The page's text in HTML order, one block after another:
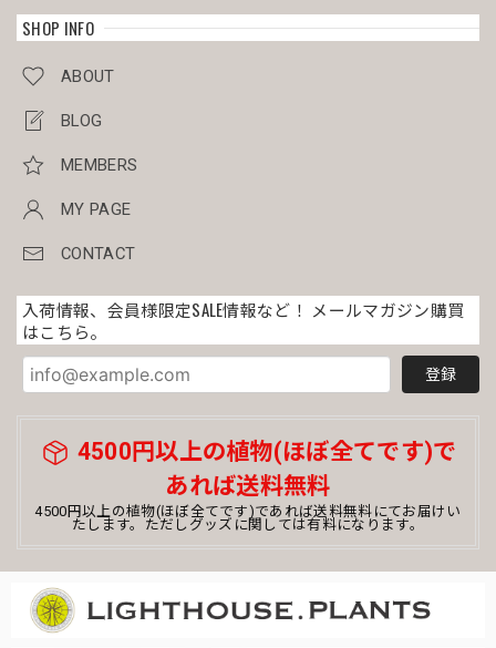
SHOP INFO
ABOUT
BLOG
MEMBERS
MY PAGE
CONTACT
入荷情報、会員様限定SALE情報など！ メールマガジン購買
はこちら。
登録
4500円以上の植物(ほぼ全てです)で
あれば送料無料
4500円以上の植物(ほぼ全てです)であれば送料無料にてお届けい
たします。ただしグッズに関しては有料になります。
うございました。 今回のミイラ梱包も完璧でした。
写真通りのとても綺麗な株が届きました◎ 梱包もとても丁寧
で、配達の手違いか横倒しに置かれていたんですが全く土こ
ぼれもなく綺麗なままでした！すごい！ まだまだオベサ初
まん丸 オベサ / ユーフォルビア
2026/03/12
オベサ初心者です。コメントを読んで購入を決めました。梱
包もしっかりとされていて、土のこぼれなどなくきれいでし